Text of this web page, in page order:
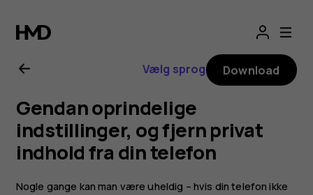
Brugervejledning
til
Nokia
8.1
Vælg sprog Download
Gendan oprindelige
indstillinger, og fjern privat
indhold fra din telefon
Nogle gange kan man være uheldig – hvis din telefon ikke